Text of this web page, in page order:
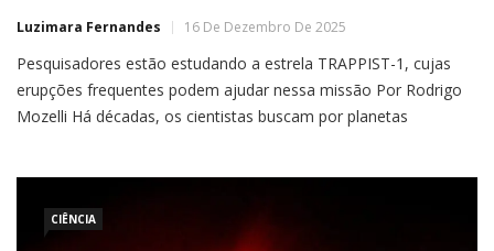
Luzimara Fernandes 16 De Dezembro De 2025
Pesquisadores estão estudando a estrela TRAPPIST-1, cujas
erupções frequentes podem ajudar nessa missão Por Rodrigo
Mozelli Há décadas, os cientistas buscam por planetas
estrela TRAPPIST-1,
CIÊNCIA